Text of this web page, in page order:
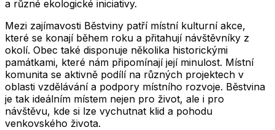
a různé ekologické iniciativy.
Mezi zajímavosti Běstviny patří místní kulturní akce,
které se konají během roku a přitahují návštěvníky z
okolí. Obec také disponuje několika historickými
památkami, které nám připomínají její minulost. Místní
komunita se aktivně podílí na různých projektech v
oblasti vzdělávání a podpory místního rozvoje. Běstvina
je tak ideálním místem nejen pro život, ale i pro
návštěvu, kde si lze vychutnat klid a pohodu
venkovského života.